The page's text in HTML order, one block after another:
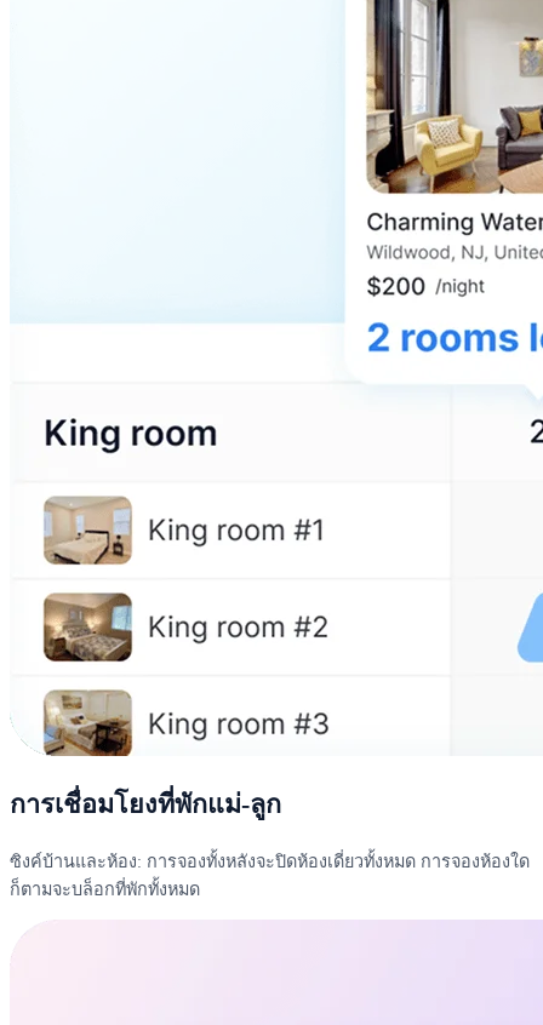
การเชื่อมโยงที่พักแม่-ลูก
ซิงค์บ้านและห้อง: การจองทั้งหลังจะปิดห้องเดี่ยวทั้งหมด การจองห้องใด
ก็ตามจะบล็อกที่พักทั้งหมด